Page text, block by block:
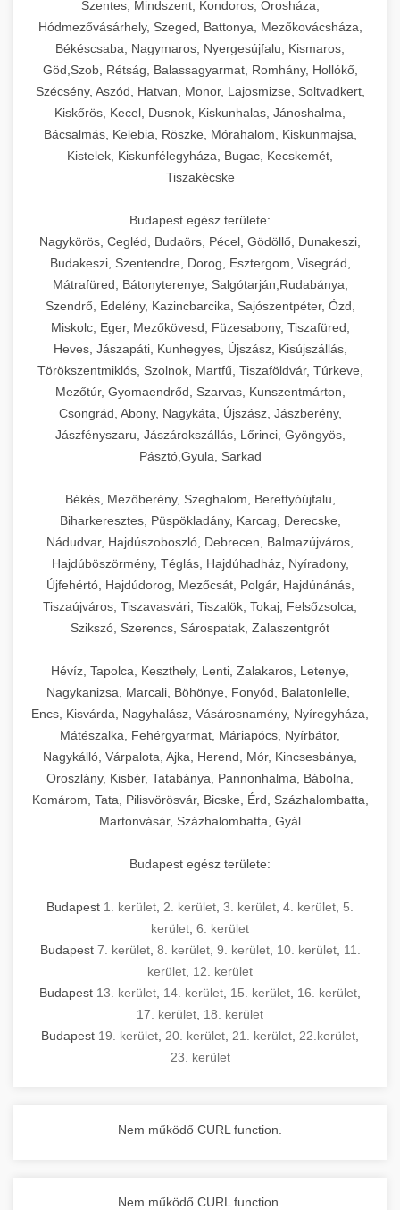
Szentes, Mindszent, Kondoros, Orosháza,
Hódmezővásárhely, Szeged, Battonya, Mezőkovácsháza,
Békéscsaba, Nagymaros, Nyergesújfalu, Kismaros,
Göd,Szob, Rétság, Balassagyarmat, Romhány, Hollókő,
Szécsény, Aszód, Hatvan, Monor, Lajosmizse, Soltvadkert,
Kiskőrös, Kecel, Dusnok, Kiskunhalas, Jánoshalma,
Bácsalmás, Kelebia, Röszke, Mórahalom, Kiskunmajsa,
Kistelek, Kiskunfélegyháza, Bugac, Kecskemét,
Tiszakécske
Budapest egész területe:
Nagykörös, Cegléd, Budaörs, Pécel, Gödöllő, Dunakeszi,
Budakeszi, Szentendre, Dorog, Esztergom, Visegrád,
Mátrafüred, Bátonyterenye, Salgótarján,Rudabánya,
Szendrő, Edelény, Kazincbarcika, Sajószentpéter, Ózd,
Miskolc, Eger, Mezőkövesd, Füzesabony, Tiszafüred,
Heves, Jászapáti, Kunhegyes, Újszász, Kisújszállás,
Törökszentmiklós, Szolnok, Martfű, Tiszaföldvár, Túrkeve,
Mezőtúr, Gyomaendrőd, Szarvas, Kunszentmárton,
Csongrád, Abony, Nagykáta, Újszász, Jászberény,
Jászfényszaru, Jászárokszállás, Lőrinci, Gyöngyös,
Pásztó,Gyula, Sarkad
Békés, Mezőberény, Szeghalom, Berettyóújfalu,
Biharkeresztes, Püspökladány, Karcag, Derecske,
Nádudvar, Hajdúszoboszló, Debrecen, Balmazújváros,
Hajdúböszörmény, Téglás, Hajdúhadház, Nyíradony,
Újfehértó, Hajdúdorog, Mezőcsát, Polgár, Hajdúnánás,
Tiszaújváros, Tiszavasvári, Tiszalök, Tokaj, Felsőzsolca,
Szikszó, Szerencs, Sárospatak, Zalaszentgrót
Hévíz, Tapolca, Keszthely, Lenti, Zalakaros, Letenye,
Nagykanizsa, Marcali, Böhönye, Fonyód, Balatonlelle,
Encs, Kisvárda, Nagyhalász, Vásárosnamény, Nyíregyháza,
Mátészalka, Fehérgyarmat, Máriapócs, Nyírbátor,
Nagykálló, Várpalota, Ajka, Herend, Mór, Kincsesbánya,
Oroszlány, Kisbér, Tatabánya, Pannonhalma, Bábolna,
Komárom, Tata, Pilisvörösvár, Bicske, Érd, Százhalombatta,
Martonvásár, Százhalombatta, Gyál
Budapest egész területe:
Budapest 1. kerület 2. kerület 3. kerület 4. kerület 5.
kerület 6. kerület
Budapest 7. kerület, 8. kerület, 9. kerület, 10. kerület, 11.
kerület 12. kerület
Budapest 13. kerület 14. kerület 15. kerület 16. kerület
17. kerület 18. kerület
Budapest 19. kerület 20. kerület 21. kerület 22.kerület
23. kerület
Nem működő CURL function.
Nem működő CURL function.